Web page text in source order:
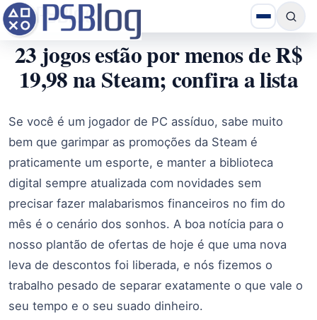
23 jogos estão por menos de R$
19,98 na Steam; confira a lista
Se você é um jogador de PC assíduo, sabe muito
bem que garimpar as promoções da Steam é
praticamente um esporte, e manter a biblioteca
digital sempre atualizada com novidades sem
precisar fazer malabarismos financeiros no fim do
mês é o cenário dos sonhos. A boa notícia para o
nosso plantão de ofertas de hoje é que uma nova
leva de descontos foi liberada, e nós fizemos o
trabalho pesado de separar exatamente o que vale o
seu tempo e o seu suado dinheiro.